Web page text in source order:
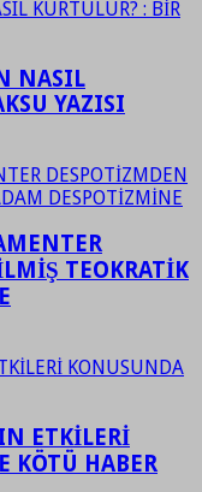
NASIL
YAZISI
TEOKRATİK
ETKİLERİ
KÖTÜ HABER